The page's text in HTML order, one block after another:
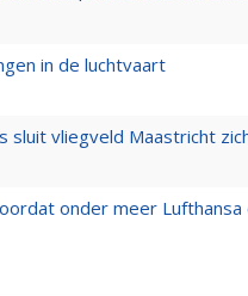
in de luchtvaart
sluit vliegveld Maastricht
onder meer